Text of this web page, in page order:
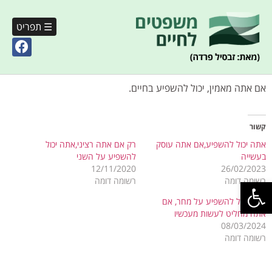
פתח סרגל נגישות
☰ תפריט
אם אתה מאמין, יכול להשפיע בחיים.
קשור
אתה יכול להשפיע,אם אתה עוסק
בעשייה
26/02/2023
רשומה דומה
רק אם אתה רציני,אתה יכול
להשפיע על השני
12/11/2020
רשומה דומה
אתה יכול להשפיע על מחר, אם
אתה מחליט לעשות מעכשיו
08/03/2024
רשומה דומה